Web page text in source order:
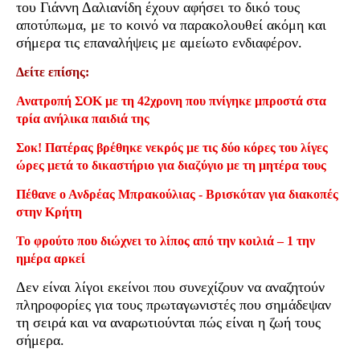
του Γιάννη Δαλιανίδη έχουν αφήσει το δικό τους
αποτύπωμα, με το κοινό να παρακολουθεί ακόμη και
σήμερα τις επαναλήψεις με αμείωτο ενδιαφέρον.
Δείτε επίσης:
Ανατροπή ΣΟΚ με τη 42χρονη που πνίγηκε μπροστά στα
τρία ανήλικα παιδιά της
Σοκ! Πατέρας βρέθηκε νεκρός με τις δύο κόρες του λίγες
ώρες μετά το δικαστήριο για διαζύγιο με τη μητέρα τους
Πέθανε ο Ανδρέας Μπρακούλιας - Βρισκόταν για διακοπές
στην Κρήτη
Το φρούτο που διώχνει το λίπος από την κοιλιά – 1 την
ημέρα αρκεί
Δεν είναι λίγοι εκείνοι που συνεχίζουν να αναζητούν
πληροφορίες για τους πρωταγωνιστές που σημάδεψαν
τη σειρά και να αναρωτιούνται πώς είναι η ζωή τους
σήμερα.